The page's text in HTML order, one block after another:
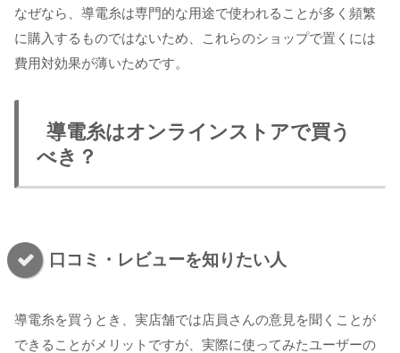
なぜなら、導電糸は専門的な用途で使われることが多く頻繁
に購入するものではないため、これらのショップで置くには
費用対効果が薄いためです。
導電糸はオンラインストアで買う
べき？
口コミ・レビューを知りたい人
導電糸を買うとき、実店舗では店員さんの意見を聞くことが
できることがメリットですが、実際に使ってみたユーザーの